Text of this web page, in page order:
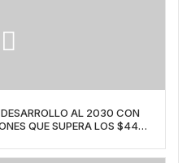
AL 2030 CON
QUE SUPERA LOS $44